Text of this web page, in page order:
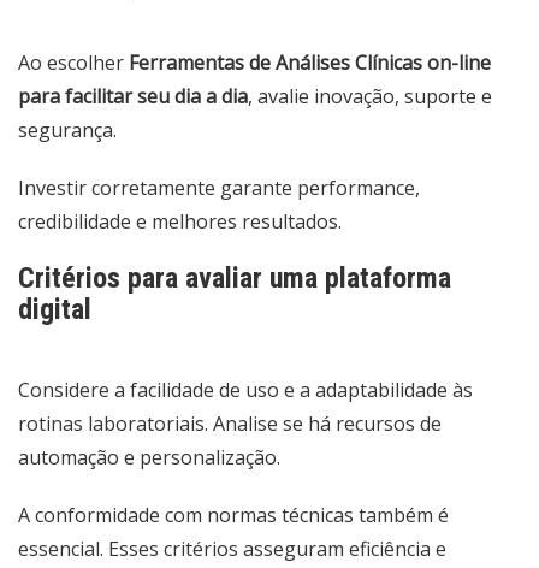
Ao escolher Ferramentas de Análises Clínicas on-line
para facilitar seu dia a dia, avalie inovação, suporte e
segurança.
Investir corretamente garante performance,
credibilidade e melhores resultados.
Critérios para avaliar uma plataforma
digital
Considere a facilidade de uso e a adaptabilidade às
rotinas laboratoriais. Analise se há recursos de
automação e personalização.
A conformidade com normas técnicas também é
essencial. Esses critérios asseguram eficiência e